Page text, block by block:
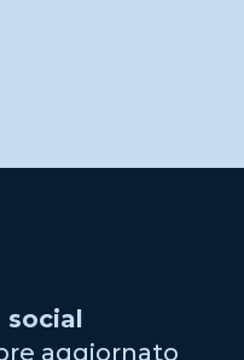
social
aggiornato